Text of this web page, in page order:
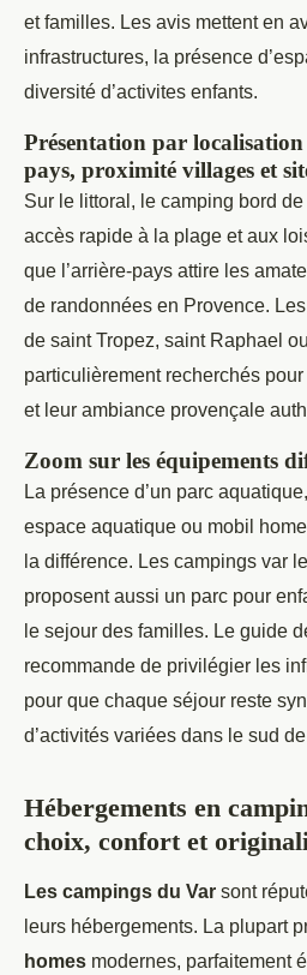
et familles. Les avis mettent en
infrastructures, la présence
diversité d’activites enfants.
Présentation par
pays, proximité villages et
Sur le littoral, le camping bord
accès rapide à la plage et aux
que l’arrière-pays attire les
de randonnées en Provence.
de saint Tropez, saint Raphael
particulièrement recherchés
et leur ambiance provençale
Zoom sur les équipements
La présence d’un parc
espace aquatique ou mobil
la différence. Les campings var
proposent aussi un parc pour
le sejour des familles. Le guide
recommande de privilégier les
pour que chaque séjour reste
d’activités variées dans le sud
Hébergements en
choix, confort et
Les campings du Var sont
leurs hébergements. La plupart
homes modernes, parfaitement